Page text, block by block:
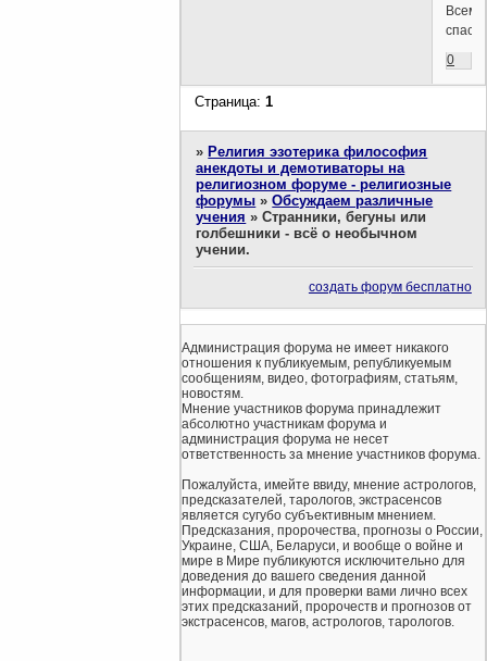
Всем
0
Страница:1
» Религия эзотерика философия
анекдоты и демотиваторы на
религиозном форуме - религиозные
форумы »Обсуждаем различные
учения »Странники, бегуны или
голбешники - всё о необычном
учении.
создать форум бесплатно
Администрация форума не имеет никакого
отношения к публикуемым, републикуемым
сообщениям, видео, фотографиям, статьям,
новостям.
Мнение участников форума принадлежит
абсолютно участникам форума и
администрация форума не несет
ответственность за мнение участников форума.
Пожалуйста, имейте ввиду, мнение астрологов,
предсказателей, тарологов, экстрасенсов
является сугубо субъективным мнением.
Предсказания, пророчества, прогнозы о России,
Украине, США, Беларуси, и вообще о войне и
мире в Мире публикуются исключительно для
доведения до вашего сведения данной
информации, и для проверки вами лично всех
этих предсказаний, пророчеств и прогнозов от
экстрасенсов, магов, астрологов, тарологов.